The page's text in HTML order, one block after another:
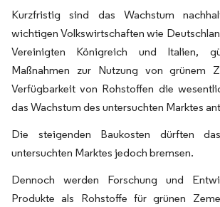
Kurzfristig sind das Wachstum
wichtigen Volkswirtschaften wie
Vereinigten Königreich und Italien,
Maßnahmen zur Nutzung von grünem
Verfügbarkeit von Rohstoffen die
das Wachstum des untersuchten Marktes
Die steigenden Baukosten dürften
untersuchten Marktes jedoch bremsen.
Dennoch werden Forschung und
Produkte als Rohstoffe für grünen